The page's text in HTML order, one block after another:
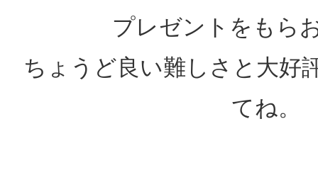
プレゼントをも
ちょうど良い難しさと大好
てね。